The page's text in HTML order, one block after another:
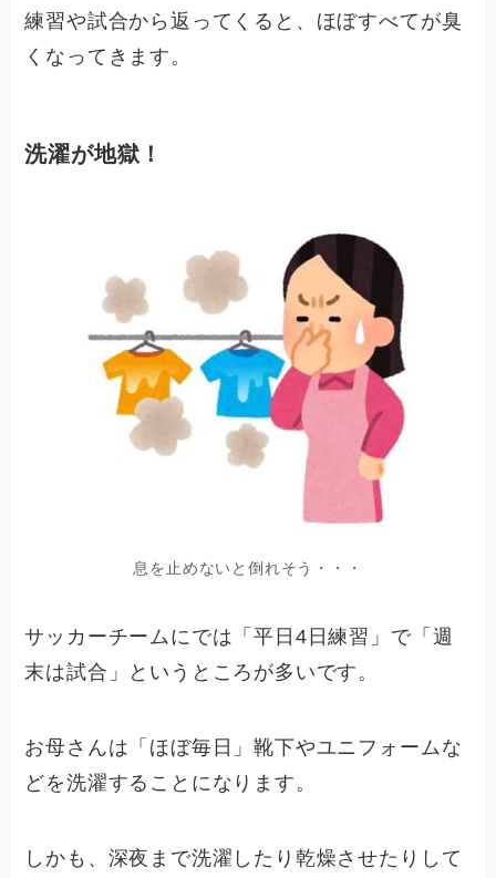
練習や試合から返ってくると、ほぼすべてが臭
くなってきます。
洗濯が地獄！
息を止めないと倒れそう・・・
サッカーチームにでは「平日4日練習」で「週
末は試合」というところが多いです。
お母さんは「ほぼ毎日」靴下やユニフォームな
どを洗濯することになります。
しかも、深夜まで洗濯したり乾燥させたりして